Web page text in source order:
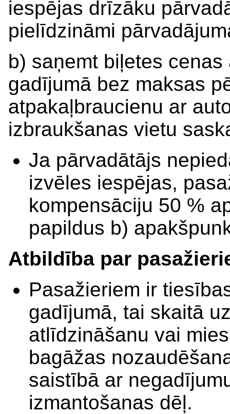
iespējas drīzāku
pielīdzināmi
b) saņemt biļetes
gadījumā bez maksas
atpakaļbraucienu ar
izbraukšanas vietu
Ja pārvadātājs
izvēles iespējas,
kompensāciju 50 %
papildus b)
Atbildība par
Pasažieriem ir
gadījumā, tai skaitā
atlīdzināšanu vai
bagāžas
saistībā ar
izmantošanas dēļ.